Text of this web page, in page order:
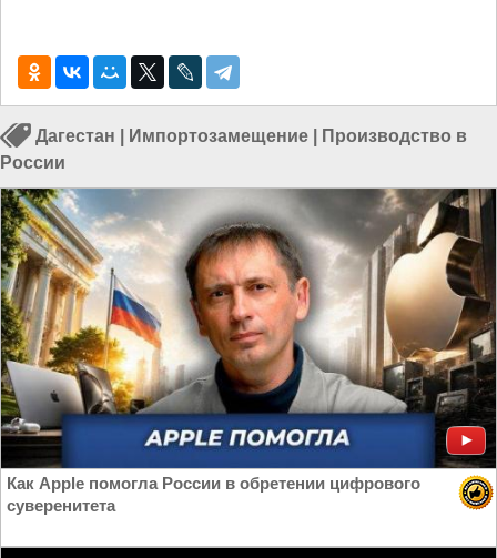
Дагестан Импортозамещение
Производство в
России
Как Apple помогла России в обретении цифрового
суверенитета